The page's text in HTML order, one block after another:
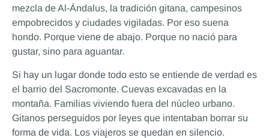
mezcla de Al-Ándalus, la tradición gitana, campesinos
empobrecidos y ciudades vigiladas. Por eso suena
hondo. Porque viene de abajo. Porque no nació para
gustar, sino para aguantar.
Si hay un lugar donde todo esto se entiende de verdad es
el barrio del Sacromonte. Cuevas excavadas en la
montaña. Familias viviendo fuera del núcleo urbano.
Gitanos perseguidos por leyes que intentaban borrar su
forma de vida. Los viajeros se quedan en silencio.